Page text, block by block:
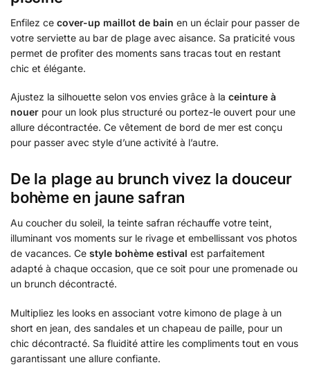
Enfilez ce cover-up maillot de bain en un éclair pour passer de
votre serviette au bar de plage avec aisance. Sa praticité vous
permet de profiter des moments sans tracas tout en restant
chic et élégante.
Ajustez la silhouette selon vos envies grâce à la ceinture à
nouer pour un look plus structuré ou portez-le ouvert pour une
allure décontractée. Ce vêtement de bord de mer est conçu
pour passer avec style d’une activité à l’autre.
De la plage au brunch vivez la douceur
bohème en jaune safran
Au coucher du soleil, la teinte safran réchauffe votre teint,
illuminant vos moments sur le rivage et embellissant vos photos
de vacances. Ce style bohème estival est parfaitement
adapté à chaque occasion, que ce soit pour une promenade ou
un brunch décontracté.
Multipliez les looks en associant votre kimono de plage à un
short en jean, des sandales et un chapeau de paille, pour un
chic décontracté. Sa fluidité attire les compliments tout en vous
garantissant une allure confiante.